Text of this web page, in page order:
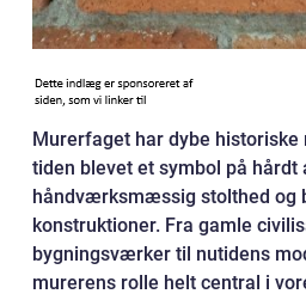
Murerfaget har dybe historiske
tiden blevet et symbol på hårdt
håndværksmæssig stolthed og
konstruktioner. Fra gamle
bygningsværker til nutidens
murerens rolle helt central i